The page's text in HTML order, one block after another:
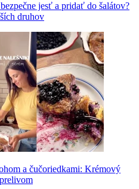
jesť a pridať do šalátov?
druhov
a čučoriedkami: Krémový